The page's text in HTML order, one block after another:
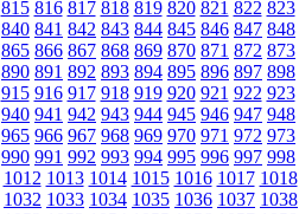
815 816 817 818 819 820 821 822 823
840 841 842 843 844 845 846 847 848
865 866 867 868 869 870 871 872 873
890 891 892 893 894 895 896 897 898
915 916 917 918 919 920 921 922 923
940 941 942 943 944 945 946 947 948
965 966 967 968 969 970 971 972 973
990 991 992 993 994 995 996 997 998
1012 1013 1014 1015 1016 1017 1018
1032 1033 1034 1035 1036 1037 1038